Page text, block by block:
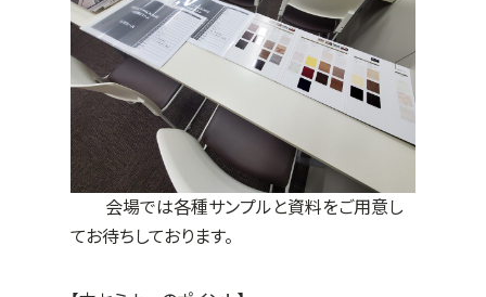
会場では各種サンプルと資料をご用意し
てお待ちしております。